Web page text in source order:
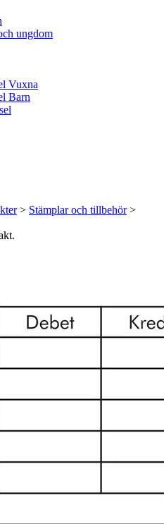
ungdom
Vuxna
Barn
> Stämplar och tillbehör>